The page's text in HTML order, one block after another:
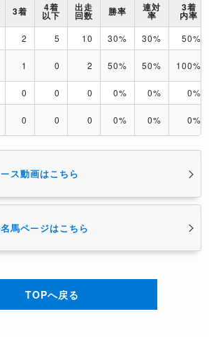
3着 4着
以下
出走
回数 勝率 連対
率
3着
内率
2 5 10 30% 30% 50%
1 0 2 50% 50% 100%
0 0 0 0% 0% 0%
0 0 0 0% 0% 0%
ス動画はこちら
馬ページはこちら
TOPへ戻る